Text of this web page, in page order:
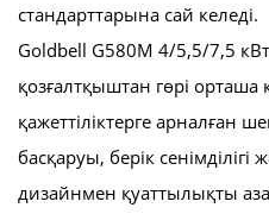
стандарттарына сай келеді.
Goldbell G580M 4/5,5/7,5 кВт
қозғалтқыштан гөрі орташа
қажеттіліктерге арналған
басқаруы, берік
дизайнмен қуаттылықты